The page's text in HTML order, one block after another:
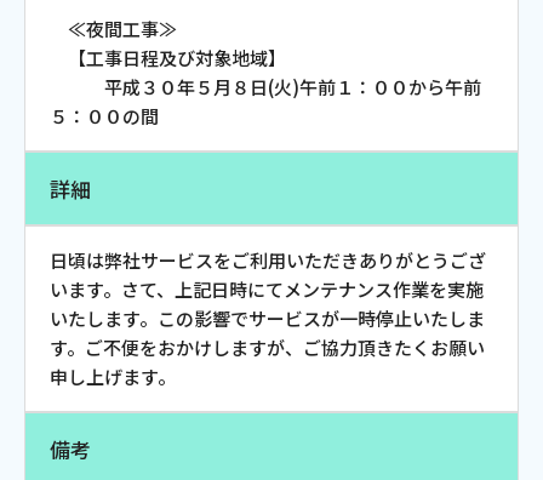
Webメール
おトクなプラン
≪夜間工事≫
【工事日程及び対象地域】
平成３０年５月８日(火)午前１：００から午前
５：００の間
詳細
日頃は弊社サービスをご利用いただきありがとうござ
います。さて、上記日時にてメンテナンス作業を実施
いたします。この影響でサービスが一時停止いたしま
す。ご不便をおかけしますが、ご協力頂きたくお願い
申し上げます。
備考